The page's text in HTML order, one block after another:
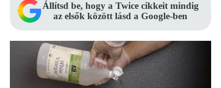
Állítsd be, hogy a Twice cikkeit mindig
az elsők között lásd a Google-ben